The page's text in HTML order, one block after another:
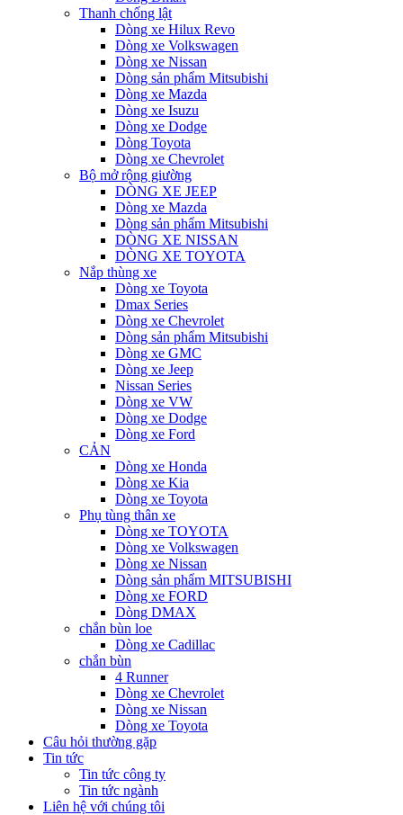
Thanh chống lật
Dòng xe Hilux Revo
Dòng xe Volkswagen
Dòng xe Nissan
Dòng sản phẩm Mitsubishi
Dòng xe Mazda
Dòng xe Isuzu
Dòng xe Dodge
Dòng Toyota
Dòng xe Chevrolet
Bộ mở rộng giường
DÒNG XE JEEP
Dòng xe Mazda
Dòng sản phẩm Mitsubishi
DÒNG XE NISSAN
DÒNG XE TOYOTA
Nắp thùng xe
Dòng xe Toyota
Dmax Series
Dòng xe Chevrolet
Dòng sản phẩm Mitsubishi
Dòng xe GMC
Dòng xe Jeep
Nissan Series
Dòng xe VW
Dòng xe Dodge
Dòng xe Ford
CẢN
Dòng xe Honda
Dòng xe Kia
Dòng xe Toyota
Phụ tùng thân xe
Dòng xe TOYOTA
Dòng xe Volkswagen
Dòng xe Nissan
Dòng sản phẩm MITSUBISHI
Dòng xe FORD
Dòng DMAX
chắn bùn loe
Dòng xe Cadillac
chắn bùn
4 Runner
Dòng xe Chevrolet
Dòng xe Nissan
Dòng xe Toyota
Câu hỏi thường gặp
Tin tức
Tin tức công ty
Tin tức ngành
Liên hệ với chúng tôi